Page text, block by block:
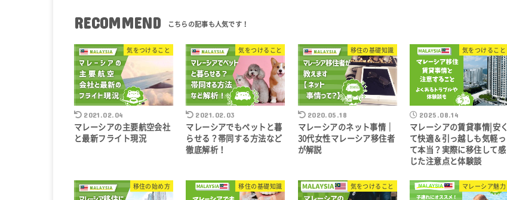
RECOMMEND
気をつけること
2021.02.04
マレーシアの主要航空会社
と最新フライト現況
気をつけること
2021.02.03
マレーシアでもペットと暮
らせる？帯同する方法など
徹底解析！
移住の基礎知識
2020.05.18
マレーシアのネット事情｜
30代女性マレーシア移住者
が解説
気をつけること
2025.08.14
マレーシアの賃貸事情|安く
て快適＆引っ越しも気軽っ
て本当？実際に移住して感
じた注意点と体験談
移住の始め方 移住の基礎知識 気をつけること マレーシア魅力